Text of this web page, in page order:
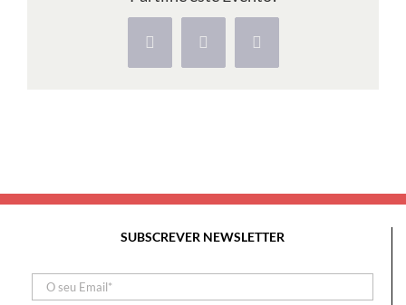
Facebook
X Pinterest
SUBSCREVER NEWSLETTER